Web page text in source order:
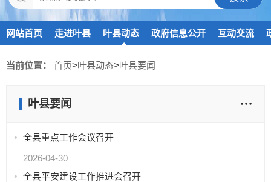
网站首页 走进叶县 叶县动态 政府信息公开 互动交流
当前位置： 首页>叶县动态>叶县要闻
叶县要闻
全县重点工作会议召开
2026-04-30
全县平安建设工作推进会召开